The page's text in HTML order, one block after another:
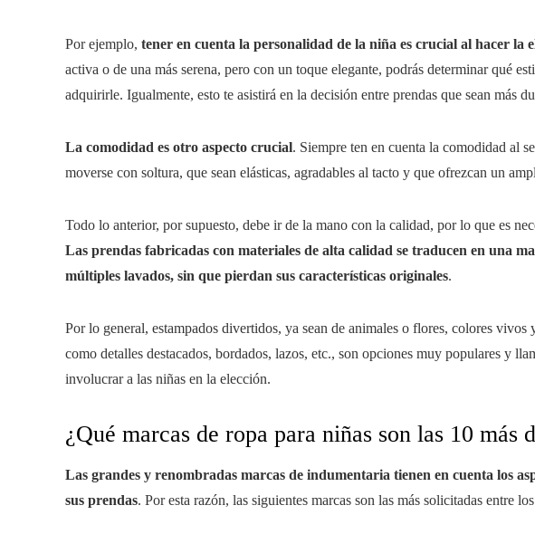
Por ejemplo, tener en cuenta la personalidad de la niña es crucial al hacer la
activa o de una más serena, pero con un toque elegante, podrás determinar qué
adquirirle. Igualmente, esto te asistirá en la decisión entre prendas que sean más
La comodidad es otro aspecto crucial. Siempre ten en cuenta la comodidad al
moverse con soltura, que sean elásticas, agradables al tacto y que ofrezcan un
Todo lo anterior, por supuesto, debe ir de la mano con la calidad, por lo que es
Las prendas fabricadas con materiales de alta calidad se traducen en una
múltiples lavados, sin que pierdan sus características originales.
Por lo general, estampados divertidos, ya sean de animales o flores, colores
como detalles destacados, bordados, lazos, etc., son opciones muy populares y
involucrar a las niñas en la elección.
¿Qué marcas de ropa para niñas son las 10 más
Las grandes y renombradas marcas de indumentaria tienen en cuenta los
sus prendas. Por esta razón, las siguientes marcas son las más solicitadas entre